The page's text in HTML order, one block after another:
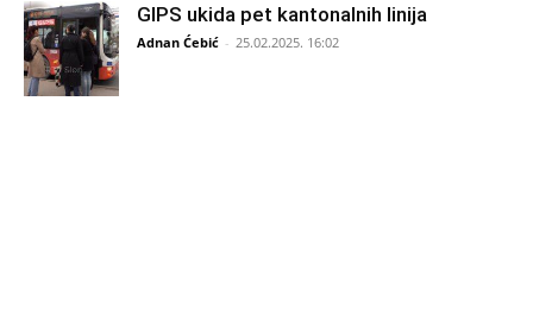
GIPS ukida pet kantonalnih linija
Adnan Ćebić - 25.02.2025. 16:02